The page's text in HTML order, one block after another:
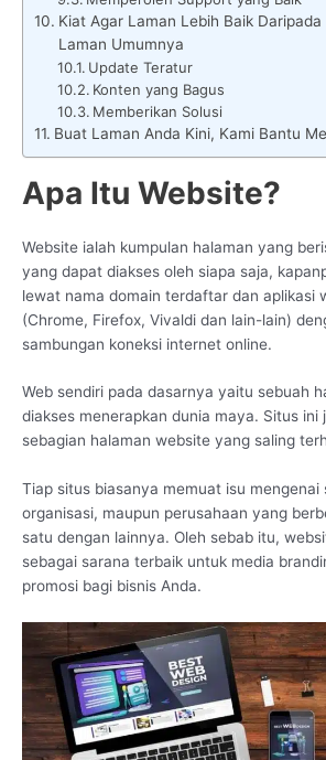
Kiat Agar Laman Lebih Baik Daripada
Laman Umumnya
Update Teratur
Konten yang Bagus
Memberikan Solusi
Buat Laman Anda Kini, Kami Bantu
Apa Itu Website?
Website ialah kumpulan halaman yang
yang dapat diakses oleh siapa saja,
lewat nama domain terdaftar dan aplikasi
(Chrome, Firefox, Vivaldi dan lain-lain)
sambungan koneksi internet online.
Web sendiri pada dasarnya yaitu sebuah
diakses menerapkan dunia maya. Situs ini
sebagian halaman website yang saling
Tiap situs biasanya memuat isu mengenai
organisasi, maupun perusahaan yang
satu dengan lainnya. Oleh sebab itu,
sebagai sarana terbaik untuk media
promosi bagi bisnis Anda.